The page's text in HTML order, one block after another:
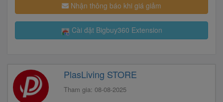
Nhận thông báo khi giá giảm
Cài đặt Bigbuy360 Extension
PlasLiving STORE
Tham gia: 08-08-2025